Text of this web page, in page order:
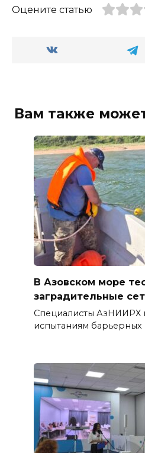
Оцените статью
Вам также
В Азовском море
заградительные
Специалисты АзНИИРХ
испытаниям барьерных